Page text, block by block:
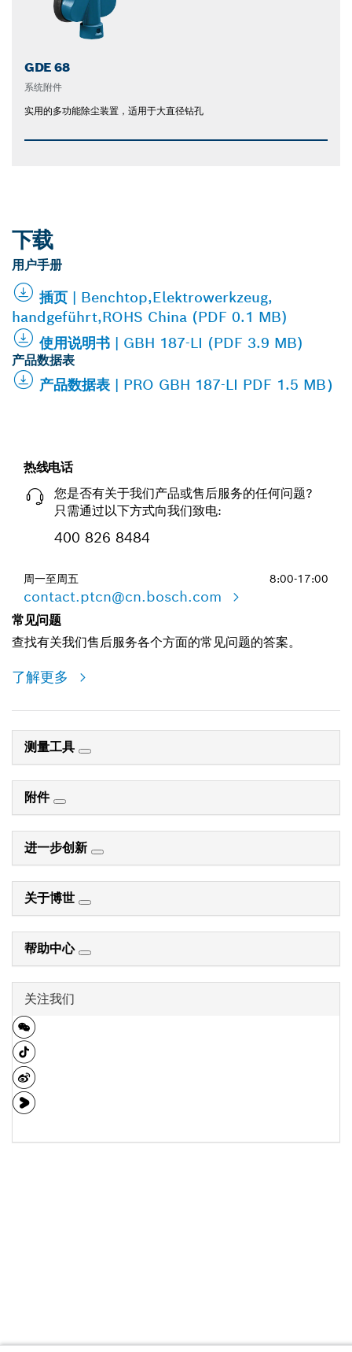
GDE 68
系统附件
实用的多功能除尘装置，适用于大直径钻孔
下载
用户手册
插页 | Benchtop,Elektrowerkzeug,
handgeführt,ROHS China (PDF 0.1 MB)
使用说明书 | GBH 187-LI (PDF 3.9 MB)
产品数据表
产品数据表 | PRO GBH 187-LI PDF 1.5 MB）
热线电话
您是否有关于我们产品或售后服务的任何问题?
只需通过以下方式向我们致电:
400 826 8484
周一至周五 8:00-17:00
contact.ptcn@cn.bosch.com
常见问题
查找有关我们售后服务各个方面的常见问题的答案。
了解更多
测量工具
附件
进一步创新
关于博世
帮助中心
关注我们